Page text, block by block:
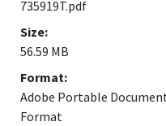
735919T.pdf
Size:
56.59 MB
Format:
Adobe Portable
Format